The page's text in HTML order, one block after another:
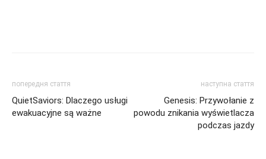
попередня стаття
QuietSaviors: Dlaczego usługi
ewakuacyjne są ważne
наступна стаття
Genesis: Przywołanie z
powodu znikania wyświetlacza
podczas jazdy